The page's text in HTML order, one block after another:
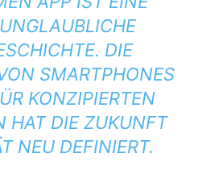
DIE
SMARTPHONES
KONZIPIERTEN
HAT DIE ZUKUNFT
NEU DEFINIERT.